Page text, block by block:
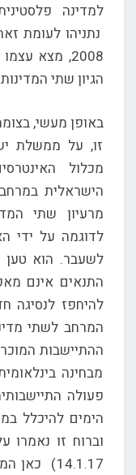
למדינה
נתניהו לעומת
2008, מצא
הגיון שתי
באופן מעשי,
זו, על ממשלת
מכלול
מרעיון שתי
לדוגמה על ידי
לשעבר. הוא טען
התנאים אינם
להיחפז לנסיגה
ההתיישבות
מבחינה
פעולה
הימים להיכלל
14.1.17)